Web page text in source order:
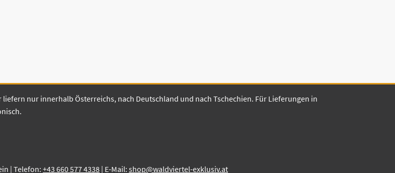
nur innerhalb Österreichs, nach Deutschland und nach Tschechien. Für Lieferungen in
| Telefon:+43 660 577 4338 | E-Mail:shop@waldviertel-exklusiv.at